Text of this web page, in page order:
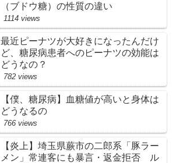
（ブドウ糖）の性質の違い
1114 views
最近ピーナツが大好きになったんだけ
ど、糖尿病患者へのピーナツの効能は
どうなの？
782 views
【僕、糖尿病】血糖値が高いと身体は
どうなるの
766 views
【炎上】埼玉県蕨市の二郎系「豚ラー
メン」常連客にも暴言・返金拒否 ル